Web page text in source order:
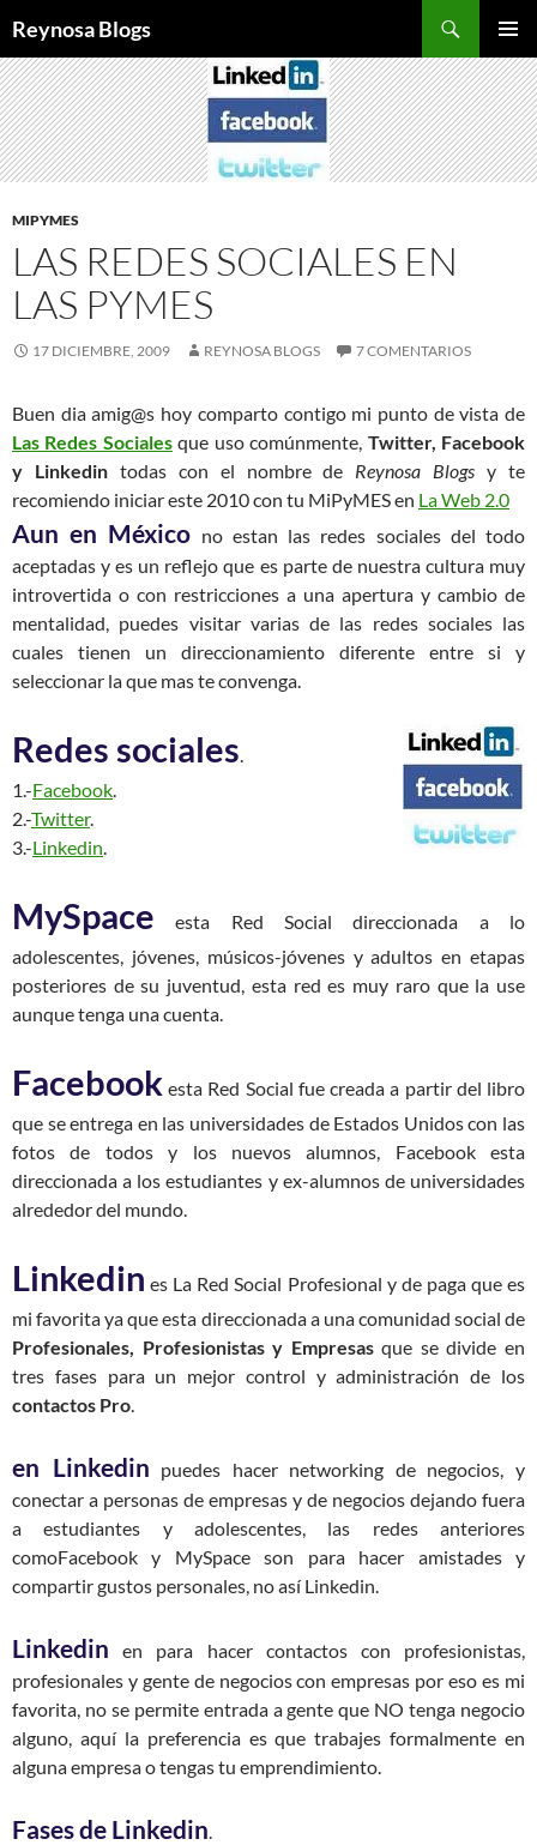
Reynosa Blogs
MENÚ
AL
CONTENIDO
MIPYMES
LAS REDES SOCIALES EN
LAS PYMES
17 DICIEMBRE, 2009 REYNOSA BLOGS 7 COMENTARIOS
Buen dia amig@s hoy comparto contigo mi punto de vista de
Las Redes Sociales que uso comúnmente, Twitter, Facebook
y Linkedintodas con el nombre de Reynosa Blogs y te
recomiendo iniciar este 2010 con tu MiPyMES en La Web 2.0
Aun en México no estan las redes sociales del todo
aceptadas y es un reflejo que es parte de nuestra cultura muy
introvertida o con restricciones a una apertura y cambio de
mentalidad, puedes visitar varias de las redes sociales las
cuales tienen un direccionamiento diferente entre si y
seleccionar la que mas te convenga.
Redes sociales.
1.-Facebook.
2.-Twitter.
3.-Linkedin.
MySpace esta Red Social direccionada a lo
adolescentes, jóvenes, músicos-jóvenes y adultos en etapas
posteriores de su juventud, esta red es muy raro que la use
aunque tenga una cuenta.
Facebook esta Red Social fue creada a partir del libro
que se entrega en las universidades de Estados Unidos con las
fotos de todos y los nuevos alumnos, Facebook esta
direccionada a los estudiantes y ex-alumnos de universidades
alrededor del mundo.
Linkedin es La Red Social Profesional y de paga que es
mi favorita ya que esta direccionada a una comunidad social de
Profesionales, Profesionistas y Empresasque se divide en
tres fases para un mejor control y administración de los
contactos Pro.
en Linkedin puedes hacer networking de negocios, y
conectar a personas de empresas y de negocios dejando fuera
a estudiantes y adolescentes, las redes anteriores
comoFacebook y MySpace son para hacer amistades y
compartir gustos personales, no así Linkedin.
Linkedin en para hacer contactos con profesionistas,
profesionales y gente de negocios con empresas por eso es mi
favorita, no se permite entrada a gente que NO tenga negocio
alguno, aquí la preferencia es que trabajes formalmente en
alguna empresa o tengas tu emprendimiento.
Fases de Linkedin.